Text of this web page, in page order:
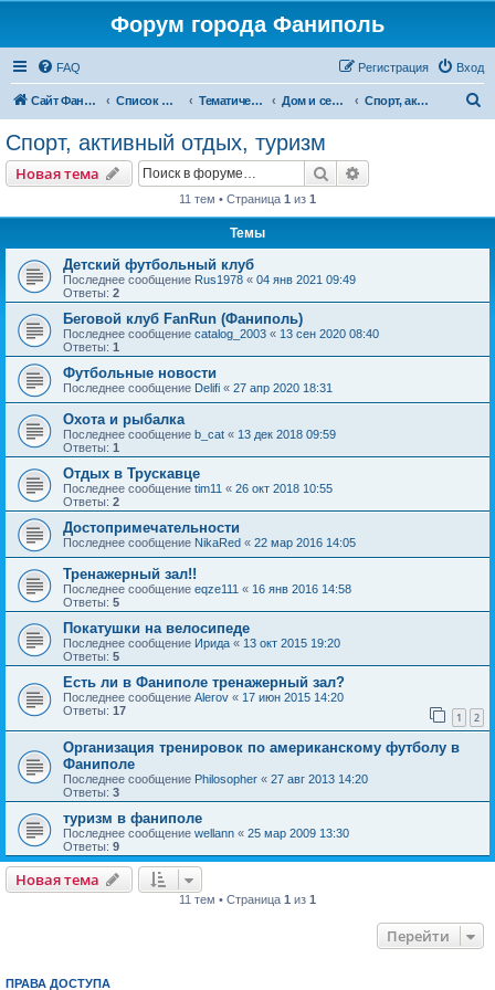
Форум города Фаниполь
FAQ Вход
Регистрация
Сайт Фаниполь OnLine Список форумов Тематические разделы Дом и семья Спорт, активный отдых, туризм
Спорт, активный отдых, туризм
Новая тема Поиск
11 тем • Страница 1 из 1
Темы
Детский футбольный клуб
Последнее сообщение Rus1978 « 04 янв 2021 09:49
Ответы: 2
Беговой клуб FanRun (Фаниполь)
Последнее сообщение catalog_2003 « 13 сен 2020 08:40
Ответы: 1
Футбольные новости
Последнее сообщение Delifi « 27 апр 2020 18:31
Охота и рыбалка
Последнее сообщение b_cat « 13 дек 2018 09:59
Ответы: 1
Oтдых в Трускавце
Последнее сообщение tim11 « 26 окт 2018 10:55
Ответы: 2
Достопримечательности
Последнее сообщение NikaRed « 22 мар 2016 14:05
Тренажерный зал!!
Последнее сообщение eqze111 « 16 янв 2016 14:58
Ответы: 5
Покатушки на велосипеде
Последнее сообщение Ирида « 13 окт 2015 19:20
Ответы: 5
Есть ли в Фаниполе тренажерный зал?
Последнее сообщение Alerov « 17 июн 2015 14:20
Ответы: 17 1 2
Организация тренировок по американскому футболу в
Фаниполе
Последнее сообщение Philosopher « 27 авг 2013 14:20
Ответы: 3
туризм в фаниполе
Последнее сообщение wellann « 25 мар 2009 13:30
Ответы: 9
Новая тема
11 тем • Страница 1 из 1
Перейти
ПРАВА ДОСТУПА